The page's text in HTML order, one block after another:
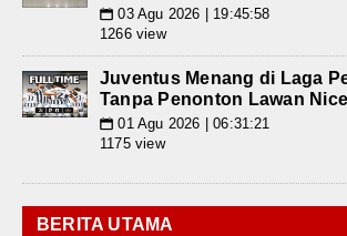
📅 03 Agu 2026 | 19:45:58
1266 view
Juventus Menang di Laga
Tanpa Penonton Lawan Nice
📅 01 Agu 2026 | 06:31:21
1175 view
BERITA UTAMA